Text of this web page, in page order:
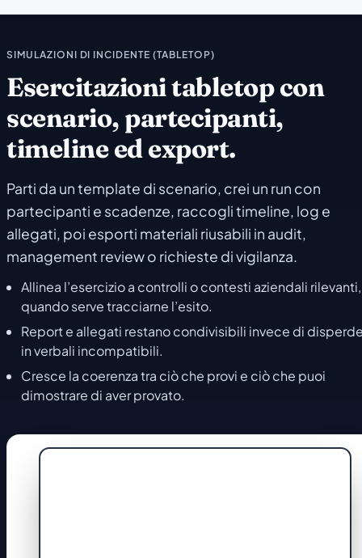
SIMULAZIONI DI INCIDENTE (TABLETOP)
Esercitazioni tabletop con
scenario, partecipanti,
timeline ed export.
Parti da un template di scenario, crei un run con
partecipanti e scadenze, raccogli timeline, log e
allegati, poi esporti materiali riusabili in audit,
management review o richieste di vigilanza.
Allinea l’esercizio a controlli o contesti aziendali rilevanti,
quando serve tracciarne l’esito.
Report e allegati restano condivisibili invece di
in verbali incompatibili.
Cresce la coerenza tra ciò che provi e ciò che puoi
dimostrare di aver provato.